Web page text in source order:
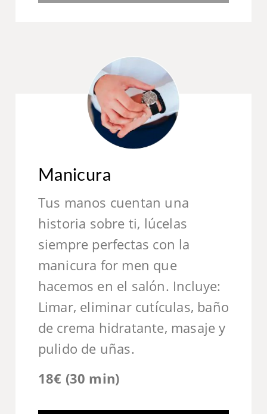
Manicura
Tus manos cuentan una
historia sobre ti, lúcelas
siempre perfectas con la
manicura for men que
hacemos en el salón. Incluye:
Limar, eliminar cutículas, baño
de crema hidratante, masaje y
pulido de uñas.
18€ (30 min)